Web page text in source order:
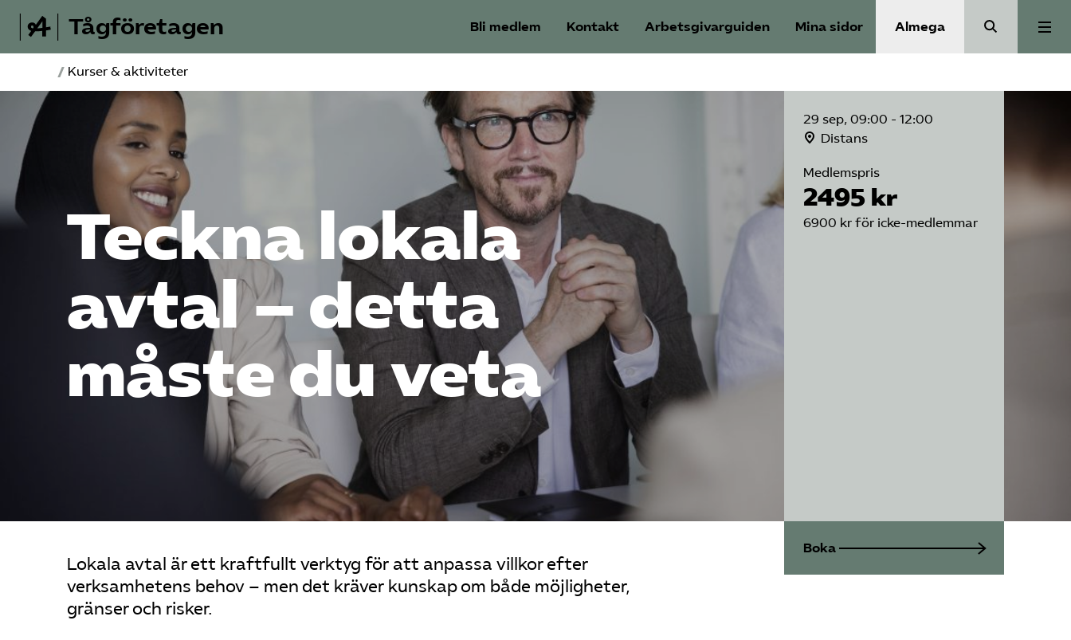
Tågföretagen Bli medlem Kontakt Arbetsgivarguiden Mina sidor Almega
Reformagenda för järnvägen
Våra frågor
Logga in på
Sök på tagforetagen.se
/ Kurser & aktiviteter
Teckna lokala
avtal – detta
måste du veta
Lokala avtal är ett kraftfullt verktyg för att anpassa villkor efter
verksamhetens behov – men det kräver kunskap om både möjligheter,
gränser och risker.
29 sep, 09:00 - 12:00
Distans
Medlemspris
2495 kr
6900 kr för icke-medlemmar
Boka